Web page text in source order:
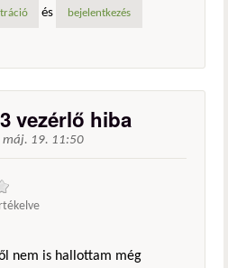
és bejelentkezés
vezérlő hiba
máj. 19. 11:50
nem is hallottam még